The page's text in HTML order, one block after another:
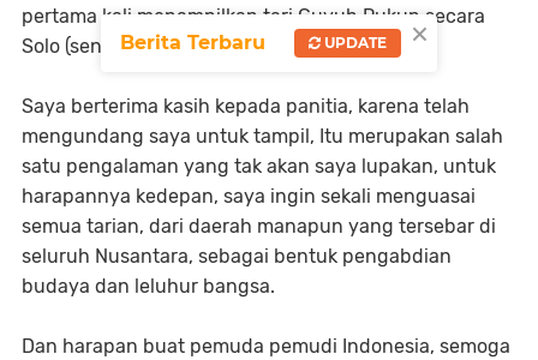
pertama kali menampilkan tari Guyub Rukun secara
Solo (sendiri).
Saya berterima kasih kepada panitia, karena telah
mengundang saya untuk tampil, Itu merupakan salah
satu pengalaman yang tak akan saya lupakan, untuk
harapannya kedepan, saya ingin sekali menguasai
semua tarian, dari daerah manapun yang tersebar di
seluruh Nusantara, sebagai bentuk pengabdian
budaya dan leluhur bangsa.
Dan harapan buat pemuda pemudi Indonesia, semoga
×
Berita Terbaru UPDATE